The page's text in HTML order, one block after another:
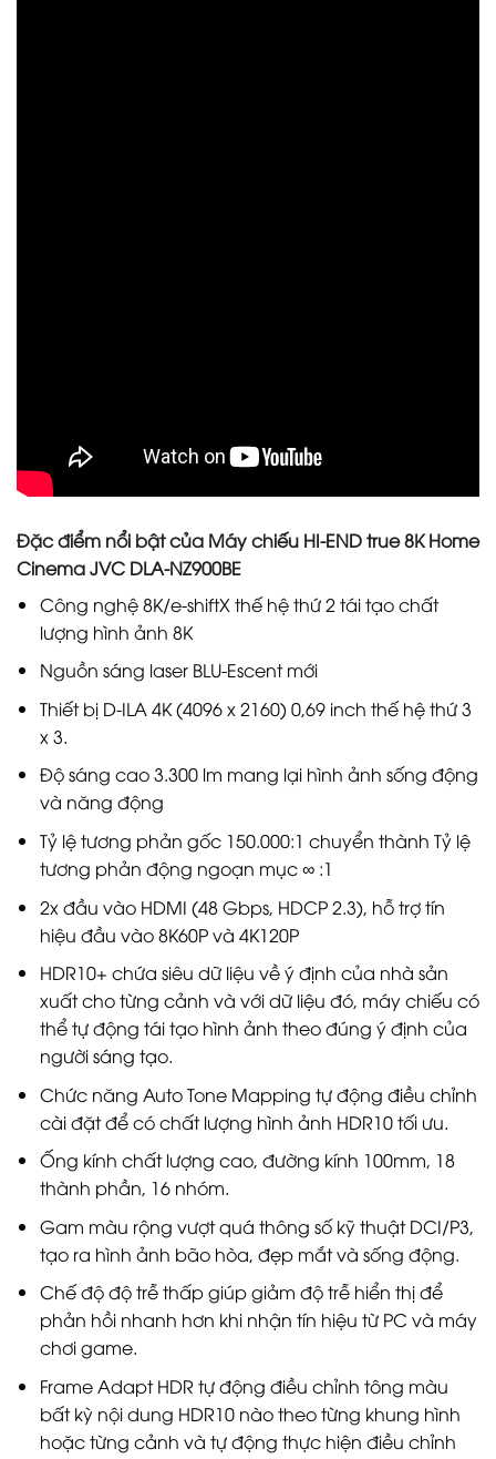
Đặc điểm nổi bật của Máy chiếu HI-END true 8K Home
Cinema JVC DLA-NZ900BE
Công nghệ 8K/e-shiftX thế hệ thứ 2 tái tạo chất
lượng hình ảnh 8K
Nguồn sáng laser BLU-Escent mới
Thiết bị D-ILA 4K (4096 x 2160) 0,69 inch thế hệ thứ 3
x 3.
Độ sáng cao 3.300 lm mang lại hình ảnh sống động
và năng động
Tỷ lệ tương phản gốc 150.000:1 chuyển thành Tỷ lệ
tương phản động ngoạn mục ∞ :1
2x đầu vào HDMI (48 Gbps, HDCP 2.3), hỗ trợ tín
hiệu đầu vào 8K60P và 4K120P
HDR10+ chứa siêu dữ liệu về ý định của nhà sản
xuất cho từng cảnh và với dữ liệu đó, máy chiếu có
thể tự động tái tạo hình ảnh theo đúng ý định của
người sáng tạo.
Chức năng Auto Tone Mapping tự động điều chỉnh
cài đặt để có chất lượng hình ảnh HDR10 tối ưu.
Ống kính chất lượng cao, đường kính 100mm, 18
thành phần, 16 nhóm.
Gam màu rộng vượt quá thông số kỹ thuật DCI/P3,
tạo ra hình ảnh bão hòa, đẹp mắt và sống động.
Chế độ độ trễ thấp giúp giảm độ trễ hiển thị để
phản hồi nhanh hơn khi nhận tín hiệu từ PC và máy
chơi game.
Frame Adapt HDR tự động điều chỉnh tông màu
bất kỳ nội dung HDR10 nào theo từng khung hình
hoặc từng cảnh và tự động thực hiện điều chỉnh